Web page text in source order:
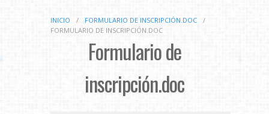
INICIO / FORMULARIO DE INSCRIPCIÓN.DOC
/
FORMULARIO DE INSCRIPCIÓN.DOC
Formulario de
inscripción.doc